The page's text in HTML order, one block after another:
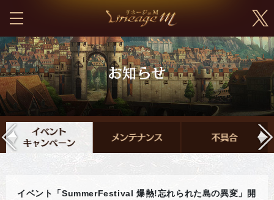
イベント「SummerFestival 爆熱!忘れられた島の異変」開